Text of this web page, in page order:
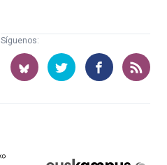
Síguenos: